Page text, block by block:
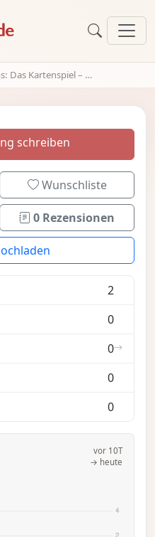
– Helden-Pack Star-Lord
schreiben
Wunschliste
0 Rezensionen
2
0
0
0
0
vor 10T
→ heute